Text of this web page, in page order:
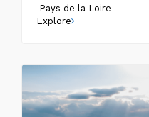
Pays de la Loire
Explore